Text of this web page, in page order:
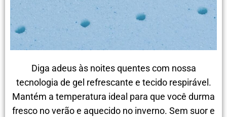
Diga adeus às noites quentes com nossa
tecnologia de gel refrescante e tecido respirável.
Mantém a temperatura ideal para que você durma
fresco no verão e aquecido no inverno. Sem suor e